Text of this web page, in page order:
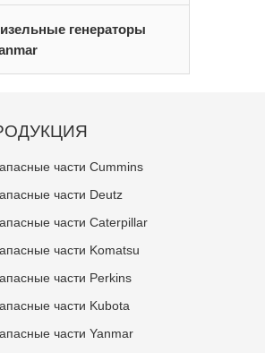
генераторы
части Cummins
части Deutz
части Caterpillar
части Komatsu
части Perkins
части Kubota
части Yanmar